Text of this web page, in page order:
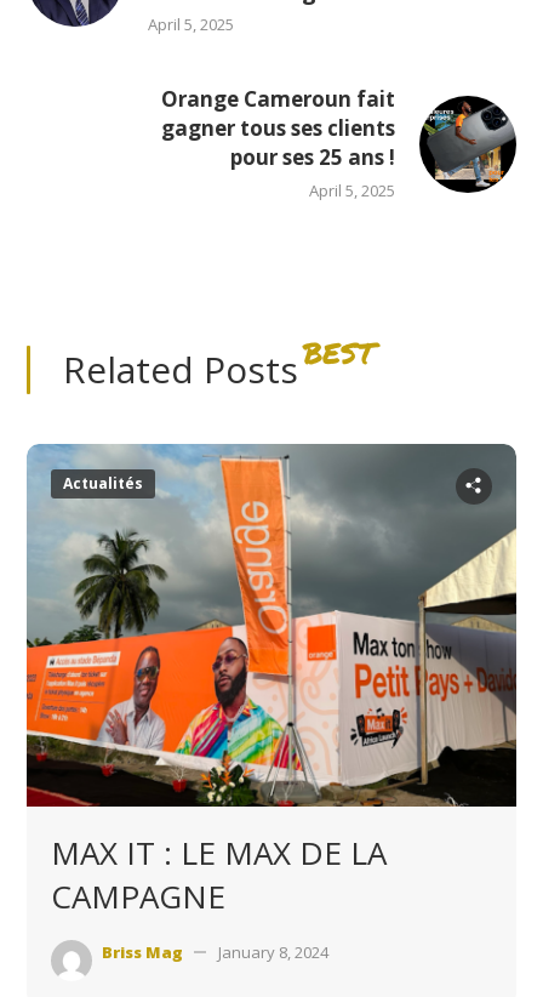
April 5, 2025
Orange Cameroun fait
gagner tous ses clients
pour ses 25 ans !
April 5, 2025
Related PostsBEST
Actualités
MAX IT : LE MAX DE LA
CAMPAGNE
Briss Mag January 8, 2024